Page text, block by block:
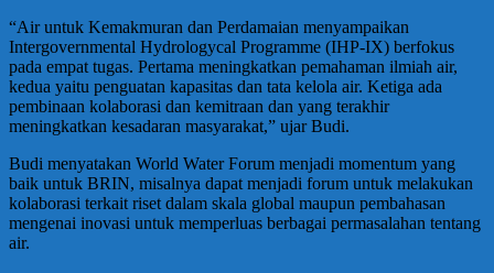
“Air untuk Kemakmuran dan Perdamaian menyampaikan
Intergovernmental Hydrologycal Programme (IHP-IX) berfokus
pada empat tugas. Pertama meningkatkan pemahaman ilmiah air,
kedua yaitu penguatan kapasitas dan tata kelola air. Ketiga ada
pembinaan kolaborasi dan kemitraan dan yang terakhir
meningkatkan kesadaran masyarakat,” ujar Budi.
Budi menyatakan World Water Forum menjadi momentum yang
baik untuk BRIN, misalnya dapat menjadi forum untuk melakukan
kolaborasi terkait riset dalam skala global maupun pembahasan
mengenai inovasi untuk memperluas berbagai permasalahan tentang
air.